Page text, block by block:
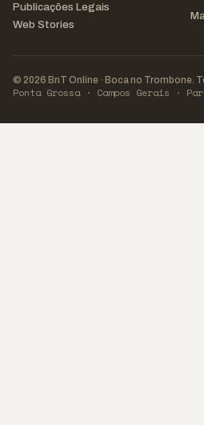
Publicações Legais
Web Stories
© 2026 BnT Online · Boca no Trombone.
Ponta Grossa · Campos Gerais ·